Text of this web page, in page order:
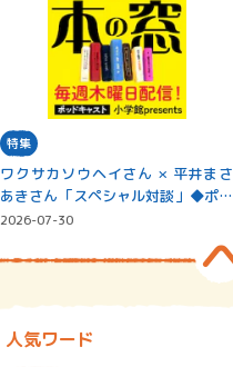
特集
ワクサカソウヘイさん × 平井まさ
あきさん「スペシャル対談」◆ポッ
ドキャスト…
2026-07-30
人気ワード